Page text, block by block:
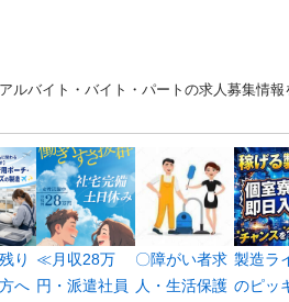
ルバイト・バイト・パートの求人募集情報
り
へ
≪月収28万
円・派遣社員
〇障がい者求
人・生活保護
製造ラ
のピッ